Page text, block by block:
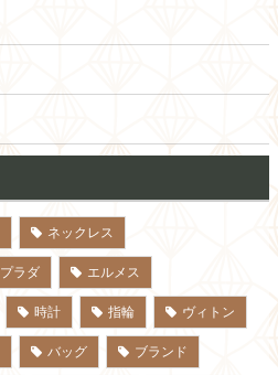
ネックレス
プラダ エルメス
時計 指輪 ヴィトン
バッグ ブランド